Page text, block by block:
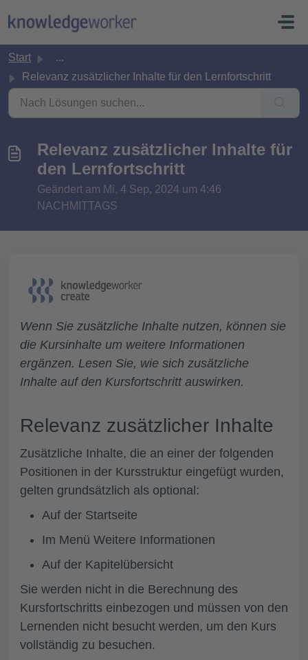
Start
...
Relevanz zusätzlicher Inhalte für den Lernfortschritt
Relevanz zusätzlicher Inhalte für
den Lernfortschritt
Geändert am Mi, 4 Sep, 2024 um 4:46
NACHMITTAGS
Wenn Sie zusätzliche Inhalte nutzen, können sie
die Kursinhalte um weitere Informationen
ergänzen. Lesen Sie, wie sich zusätzliche
Inhalte auf den Kursfortschritt auswirken.
Relevanz zusätzlicher Inhalte
Zusätzliche Inhalte, die an einer der folgenden
Positionen in der Kursstruktur eingefügt wurden,
gelten grundsätzlich als optional:
Auf der Startseite
Im Menü Weitere Informationen
Auf der Kapitelübersicht
Sie werden nicht in die Berechnung des
Kursfortschritts einbezogen und müssen von den
Lernenden nicht besucht werden, um den Kurs
vollständig zu besuchen.